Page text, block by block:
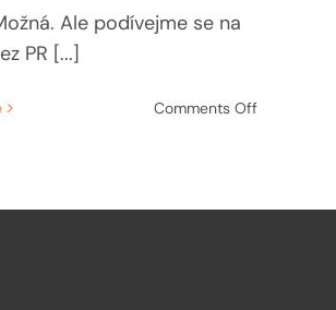
Ale podívejme se na
PR [...]
Comments Offon